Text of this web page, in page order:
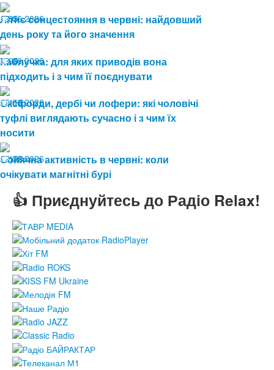
19.06.2026
85
Літнє сонцестояння в червні: найдовший
день року та його значення
19.06.2026
90
Каблучка: для яких приводів вона
підходить і з чим її поєднувати
15.06.2026
116
Оксфорди, дербі чи лофери: які чоловічі
туфлі виглядають сучасно і з чим їх
носити
12.06.2026
128
Сонячна активність в червні: коли
очікувати магнітні бурі
👍 Приєднуйтесь до Радіо Relax!